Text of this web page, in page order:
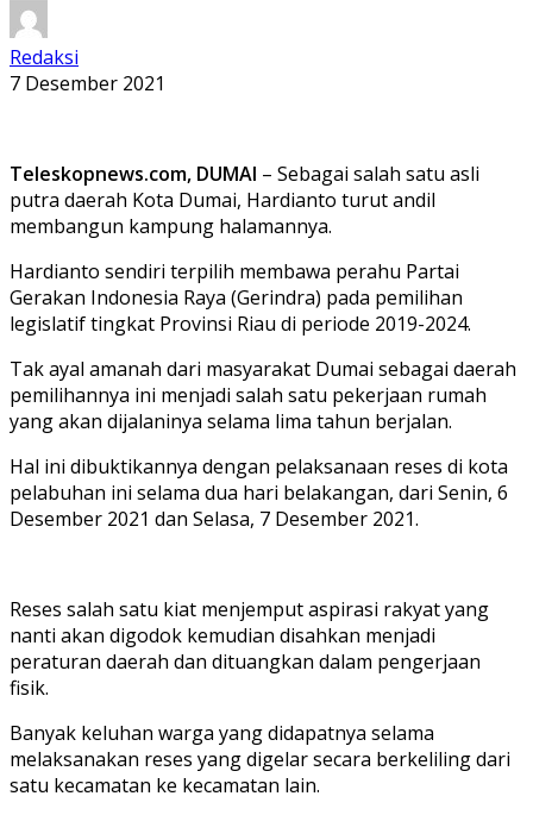
Redaksi
7 Desember 2021
Teleskopnews.com, DUMAI – Sebagai salah satu asli
putra daerah Kota Dumai, Hardianto turut andil
membangun kampung halamannya.
Hardianto sendiri terpilih membawa perahu Partai
Gerakan Indonesia Raya (Gerindra) pada pemilihan
legislatif tingkat Provinsi Riau di periode 2019-2024.
Tak ayal amanah dari masyarakat Dumai sebagai daerah
pemilihannya ini menjadi salah satu pekerjaan rumah
yang akan dijalaninya selama lima tahun berjalan.
Hal ini dibuktikannya dengan pelaksanaan reses di kota
pelabuhan ini selama dua hari belakangan, dari Senin, 6
Desember 2021 dan Selasa, 7 Desember 2021.
Reses salah satu kiat menjemput aspirasi rakyat yang
nanti akan digodok kemudian disahkan menjadi
peraturan daerah dan dituangkan dalam pengerjaan
fisik.
Banyak keluhan warga yang didapatnya selama
melaksanakan reses yang digelar secara berkeliling dari
satu kecamatan ke kecamatan lain.